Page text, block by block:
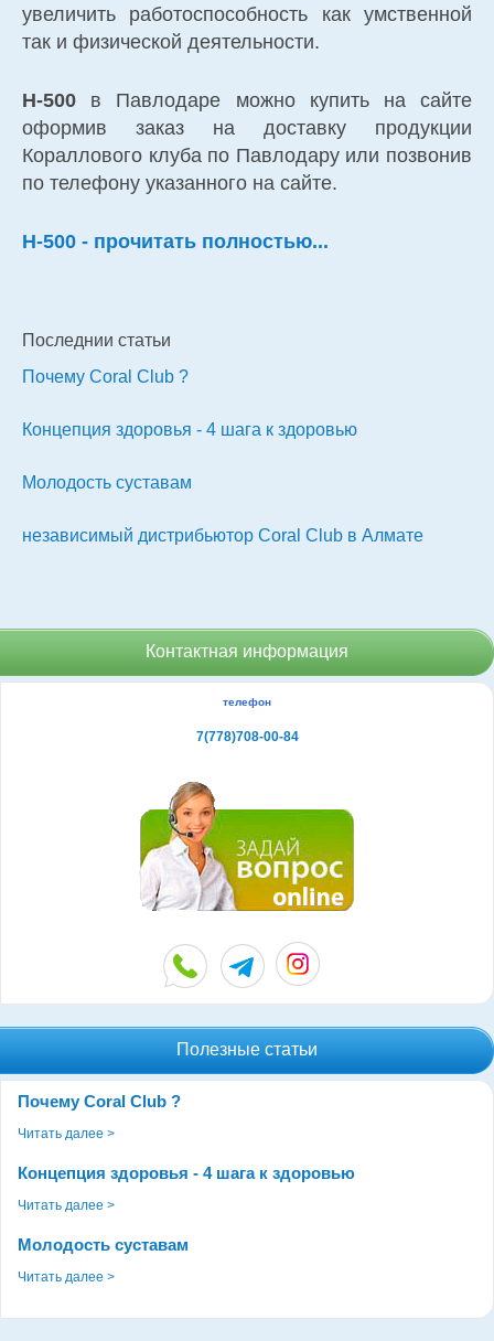
увеличить работоспособность как умственной
так и физической деятельности.
H-500 в Павлодаре можно купить на сайте
оформив заказ на доставку продукции
Кораллового клуба по Павлодару или позвонив
по телефону указанного на сайте.
H-500 - прочитать полностью...
Последнии статьи
Почему Coral Club ?
Концепция здоровья - 4 шага к здоровью
Молодость суставам
независимый дистрибьютор Coral Club в Алмате
Контактная информация
телефон
7(778)708-00-84
Полезные статьи
Почему Coral Club ?
Читать далее >
Концепция здоровья - 4 шага к здоровью
Читать далее >
Молодость суставам
Читать далее >